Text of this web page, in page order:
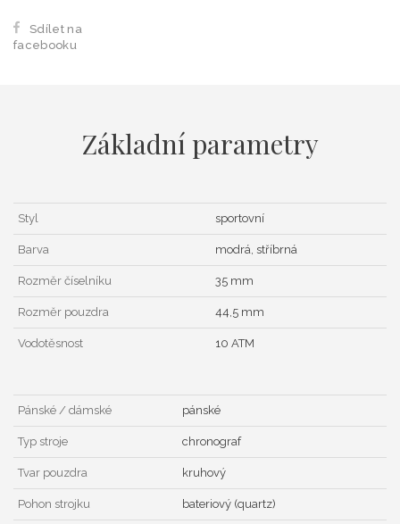
Sdílet na
facebooku
Základní parametry
Styl sportovní
Barva modrá, stříbrná
Rozměr číselníku 35 mm
Rozměr pouzdra 44,5 mm
Vodotěsnost 10 ATM
Pánské / dámské pánské
Typ stroje chronograf
Tvar pouzdra kruhový
Pohon strojku bateriový (quartz)